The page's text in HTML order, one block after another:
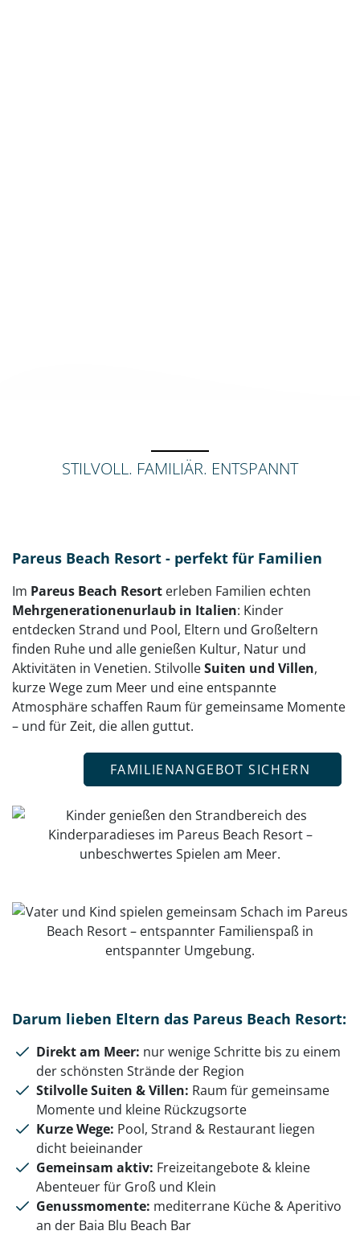
STILVOLL. FAMILIÄR. ENTSPANNT
Pareus Beach Resort - perfekt für Familien
Im Pareus Beach Resort erleben Familien echten
Mehrgenerationenurlaub in Italien: Kinder
entdecken Strand und Pool, Eltern und Großeltern
finden Ruhe und alle genießen Kultur, Natur und
Aktivitäten in Venetien. StilvolleSuiten und Villen,
kurze Wege zum Meer und eine entspannte
Atmosphäre schaffen Raum für gemeinsame Momente
– und für Zeit, die allen guttut.
FAMILIENANGEBOT SICHERN
Darum lieben Eltern das Pareus Beach Resort:
Direkt am Meer: nur wenige Schritte bis zu einem
der schönsten Strände der Region
Stilvolle Suiten & Villen: Raum für gemeinsame
Momente und kleine Rückzugsorte
Kurze Wege: Pool, Strand & Restaurant liegen
dicht beieinander
Gemeinsam aktiv: Freizeitangebote & kleine
Abenteuer für Groß und Klein
Genussmomente: mediterrane Küche & Aperitivo
an der Baia Blu Beach Bar